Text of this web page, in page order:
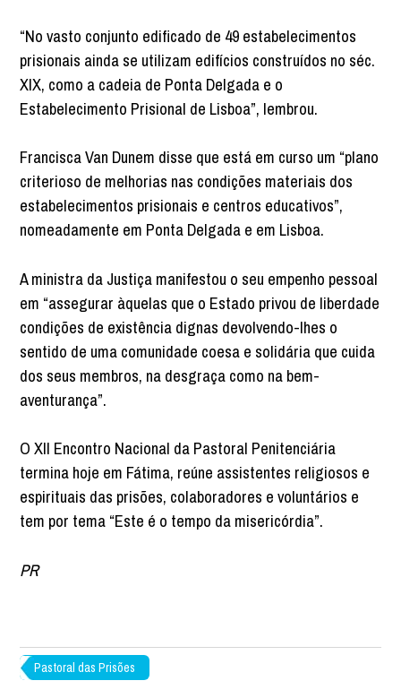
“No vasto conjunto edificado de 49 estabelecimentos
prisionais ainda se utilizam edifícios construídos no séc.
XIX, como a cadeia de Ponta Delgada e o
Estabelecimento Prisional de Lisboa”, lembrou.
Francisca Van Dunem disse que está em curso um “plano
criterioso de melhorias nas condições materiais dos
estabelecimentos prisionais e centros educativos”,
nomeadamente em Ponta Delgada e em Lisboa.
A ministra da Justiça manifestou o seu empenho pessoal
em “assegurar àquelas que o Estado privou de liberdade
condições de existência dignas devolvendo-lhes o
sentido de uma comunidade coesa e solidária que cuida
dos seus membros, na desgraça como na bem-
aventurança”.
O XII Encontro Nacional da Pastoral Penitenciária
termina hoje em Fátima, reúne assistentes religiosos e
espirituais das prisões, colaboradores e voluntários e
tem por tema “Este é o tempo da misericórdia”.
PR
Pastoral das Prisões